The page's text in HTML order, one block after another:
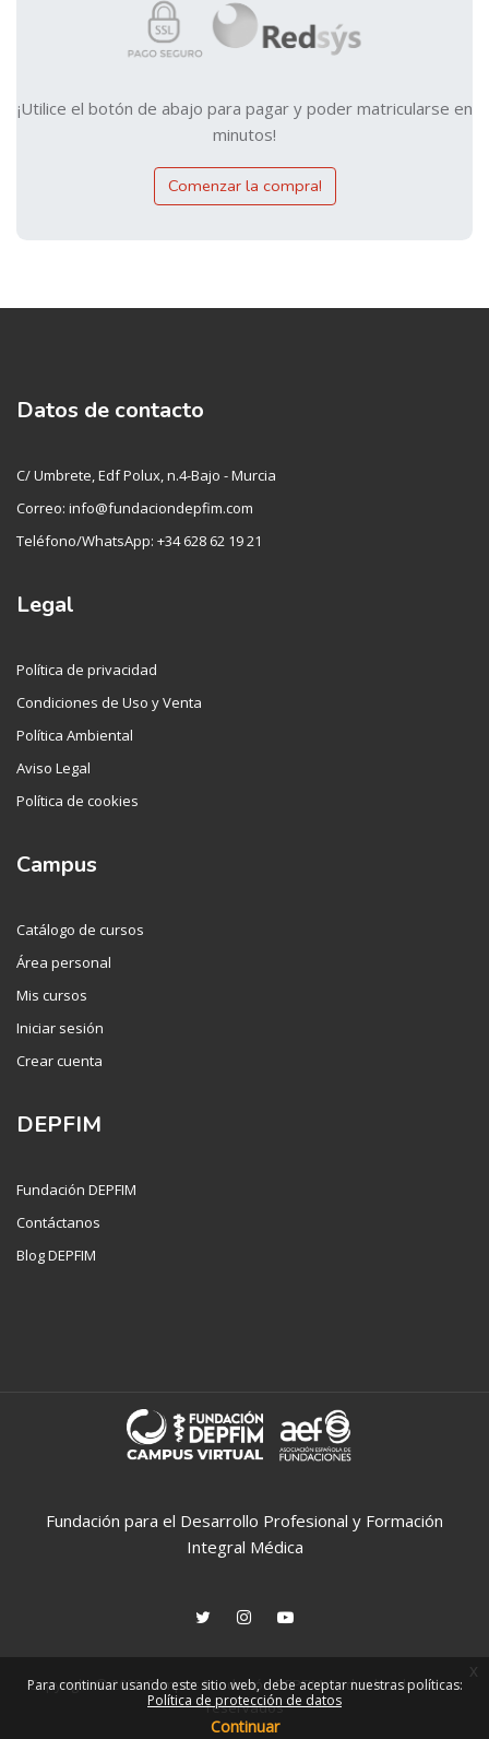
¡Utilice el botón de abajo para pagar y poder matricularse en
minutos!
Comenzar la compra!
Datos de contacto
C/ Umbrete, Edf Polux, n.4-Bajo - Murcia
Correo: info@fundaciondepfim.com
Teléfono/WhatsApp: +34 628 62 19 21
Legal
Política de privacidad
Condiciones de Uso y Venta
Política Ambiental
Aviso Legal
Política de cookies
Campus
Catálogo de cursos
Área personal
Mis cursos
Iniciar sesión
Crear cuenta
DEPFIM
Fundación DEPFIM
Contáctanos
Blog DEPFIM
Fundación para el Desarrollo Profesional y Formación
Integral Médica
Copyright © 2025 Campus Fundación DEPFIM. Todos los derechos
reservados
Para continuar usando este sitio web, debe aceptar nuestras políticas:
Política de protección de datos
Continuar
x